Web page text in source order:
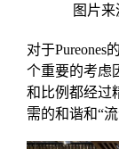
图片来
对于Pureones
个重要的考虑
和比例都经过
需的和谐和“流